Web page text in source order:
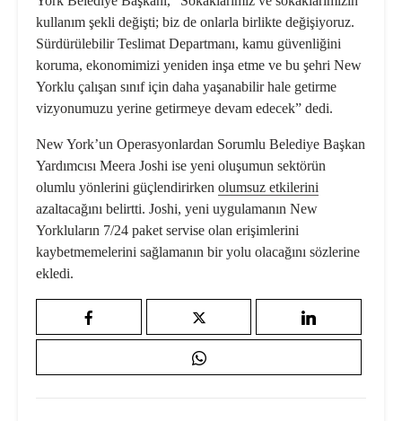
kullanım şekli değişti; biz de onlarla birlikte değişiyoruz.
Sürdürülebilir Teslimat Departmanı, kamu güvenliğini
koruma, ekonomimizi yeniden inşa etme ve bu şehri New
Yorklu çalışan sınıf için daha yaşanabilir hale getirme
vizyonumuzu yerine getirmeye devam edecek” dedi.
New York’un Operasyonlardan Sorumlu Belediye Başkan
Yardımcısı Meera Joshi ise yeni oluşumun sektörün
olumlu yönlerini güçlendirirken olumsuz etkilerini
azaltacağını belirtti. Joshi, yeni uygulamanın New
Yorkluların 7/24 paket servise olan erişimlerini
kaybetmemelerini sağlamanın bir yolu olacağını sözlerine
ekledi.